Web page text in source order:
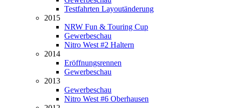
Testfahrten Layoutänderung
2015
NRW Fun & Touring Cup
Gewerbeschau
Nitro West #2 Haltern
2014
Eröffnungsrennen
Gewerbeschau
2013
Gewerbeschau
Nitro West #6 Oberhausen